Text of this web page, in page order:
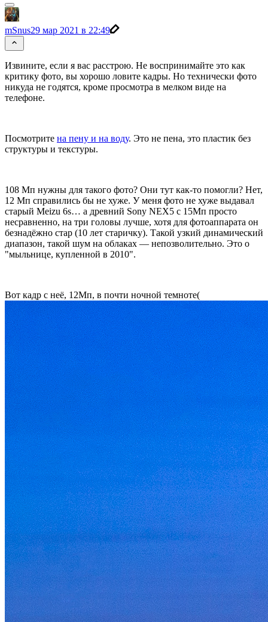
mSnus29 мар 2021 в 22:49
Извините, если я вас расстрою. Не воспринимайте это как
критику фото, вы хорошо ловите кадры. Но технически фото
никуда не годятся, кроме просмотра в мелком виде на
телефоне.
Посмотрите на пену и на воду. Это не пена, это пластик без
структуры и текстуры.
108 Мп нужны для такого фото? Они тут как-то помогли? Нет,
12 Мп справились бы не хуже. У меня фото не хуже выдавал
старый Meizu 6s… а древний Sony NEX5 с 15Мп просто
несравненно, на три головы лучше, хотя для фотоаппарата он
безнадёжно стар (10 лет старичку). Такой узкий динамический
диапазон, такой шум на облаках — непозволительно. Это о
"мыльнице, купленной в 2010".
Вот кадр с неё, 12Мп, в почти ночной темноте(